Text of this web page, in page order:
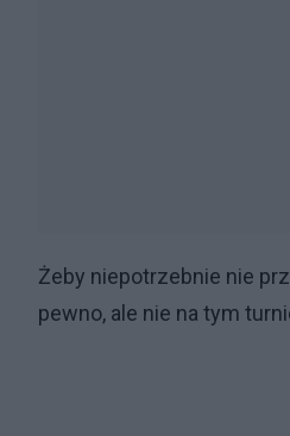
Żeby niepotrzebnie nie
pewno, ale nie na tym